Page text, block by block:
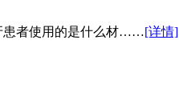
患者使用的是什么材……[详情]